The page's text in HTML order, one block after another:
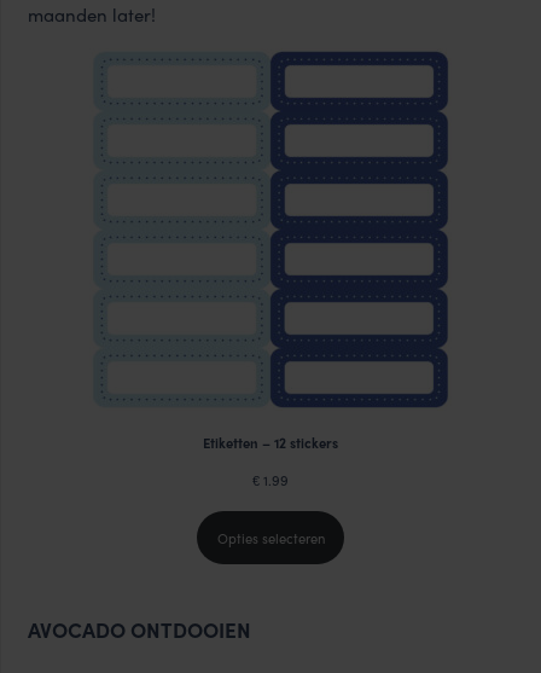
maanden later!
Etiketten – 12 stickers
€ 1.99
Opties selecteren
AVOCADO ONTDOOIEN